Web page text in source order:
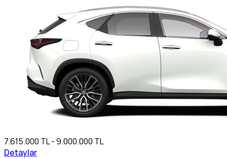
7.615.000 TL - 9.000.000 TL
Detaylar